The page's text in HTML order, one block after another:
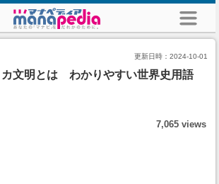
更新日時： 2024-10-01
カ文明とは わかりやすい世界史用語
7,065 views